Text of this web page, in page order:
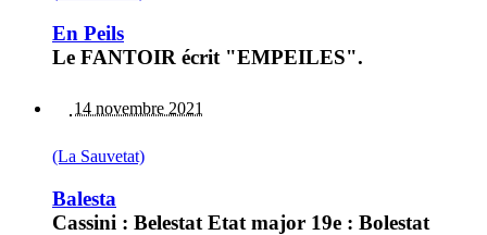
En Peils
Le FANTOIR écrit "EMPEILES".
14 novembre 2021
(La Sauvetat)
Balesta
Cassini : Belestat Etat major 19e : Bolestat